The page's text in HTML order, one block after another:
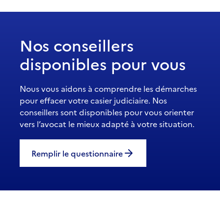
Nos conseillers
disponibles pour vous
Nous vous aidons à comprendre les démarches
pour effacer votre casier judiciaire. Nos
conseillers sont disponibles pour vous orienter
vers l’avocat le mieux adapté à votre situation.
Remplir le questionnaire